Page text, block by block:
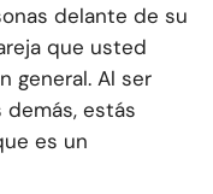
delante de su
que usted
general. Al ser
estás
es un